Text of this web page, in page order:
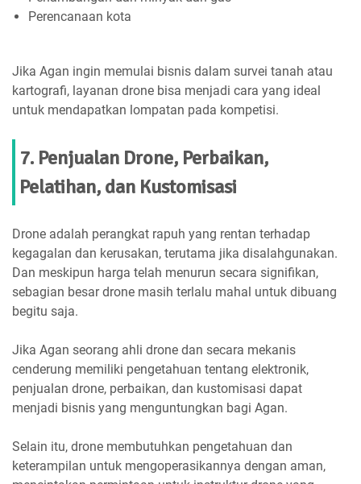
Perencanaan kota
Jika Agan ingin memulai bisnis dalam survei tanah atau
kartografi, layanan drone bisa menjadi cara yang ideal
untuk mendapatkan lompatan pada kompetisi.
7. Penjualan Drone, Perbaikan,
Pelatihan, dan Kustomisasi
Drone adalah perangkat rapuh yang rentan terhadap
kegagalan dan kerusakan, terutama jika disalahgunakan.
Dan meskipun harga telah menurun secara signifikan,
sebagian besar drone masih terlalu mahal untuk dibuang
begitu saja.
Jika Agan seorang ahli drone dan secara mekanis
cenderung memiliki pengetahuan tentang elektronik,
penjualan drone, perbaikan, dan kustomisasi dapat
menjadi bisnis yang menguntungkan bagi Agan.
Selain itu, drone membutuhkan pengetahuan dan
keterampilan untuk mengoperasikannya dengan aman,